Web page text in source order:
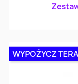
WYPOŻYCZ